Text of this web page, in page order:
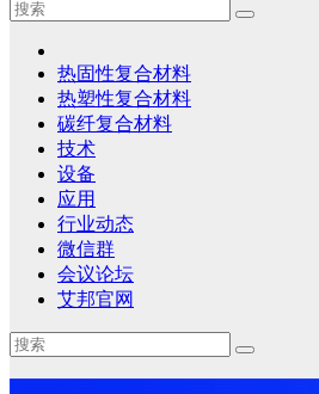
热固性复合材料
热塑性复合材料
碳纤复合材料
技术
设备
应用
行业动态
微信群
会议论坛
艾邦官网